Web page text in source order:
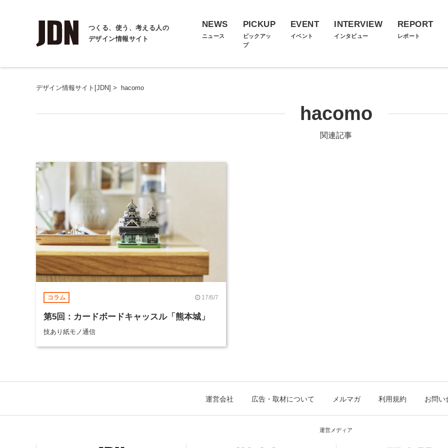
つくる、使う、考える人の
デザイン情報サイト
NEWS
ニュース
PICKUP
ピックアッ
プ
EVENT
イベント
INTERVIEW
インタビュー
REPORT
レポート
デザイン情報サイト[JDN] > hacomo
hacomo
関連記事
コラム 17/6/7
第5回：カードボードキャッスル「熊本城」
技あり紙モノ通信
運営会社 広告・取材について メルマガ 利用規約 お問い
運営メディア